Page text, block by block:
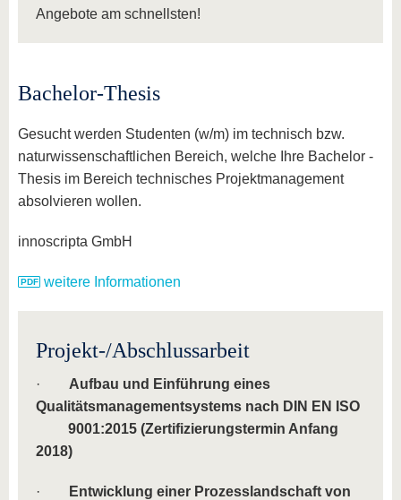
Angebote am schnellsten!
Bachelor-Thesis
Gesucht werden Studenten (w/m) im technisch bzw.
naturwissenschaftlichen Bereich, welche Ihre Bachelor -
Thesis im Bereich technisches Projektmanagement
absolvieren wollen.
innoscripta GmbH
weitere Informationen
Projekt-/Abschlussarbeit
· Aufbau und Einführung eines
Qualitätsmanagementsystems nach DIN EN ISO
9001:2015 (Zertifizierungstermin Anfang
2018)
·
Entwicklung einer Prozesslandschaft von